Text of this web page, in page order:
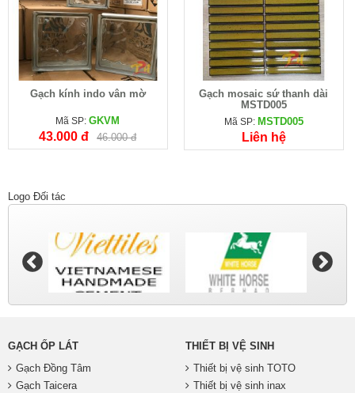
Gạch kính indo vân mờ
Mã SP:GKVM
43.000 đ 46.000 đ
Gạch mosaic sứ thanh dài
MSTD005
Mã SP: MSTD005
Liên hệ
Logo Đối tác
GẠCH ỐP LÁT
Gạch Đồng Tâm
Gạch Taicera
THIẾT BỊ VỆ SINH
Thiết bị vệ sinh TOTO
Thiết bị vệ sinh inax